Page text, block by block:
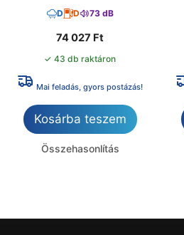
D D 73 dB
74 027 Ft
✓ 43 db raktáron
Mai feladás, gyors postázás!
Kosárba teszem
Összehasonlítás